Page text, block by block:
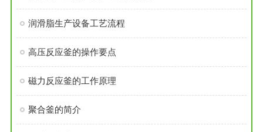
润滑脂生产设备工艺流程
高压反应釜的操作要点
磁力反应釜的工作原理
聚合釜的简介